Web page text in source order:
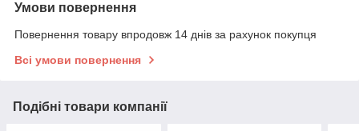
Умови повернення
Повернення товару впродовж 14 днів за рахунок покупця
Всі умови повернення
Подібні товари компанії